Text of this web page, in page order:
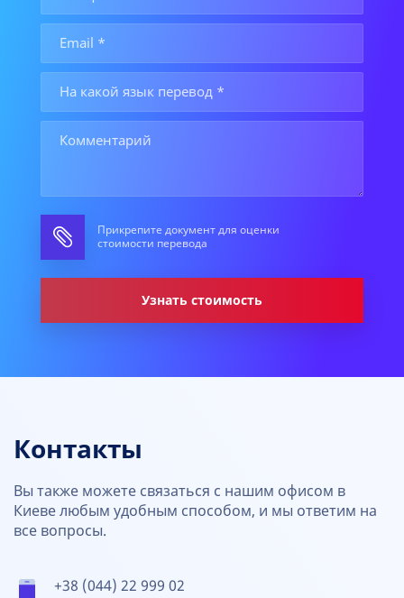
Прикрепите документ для оценки
стоимости перевода
Узнать стоимость
Контакты
Вы также можете связаться с нашим офисом в
Киеве любым удобным способом, и мы ответим на
все вопросы.
+38 (044) 22 999 02